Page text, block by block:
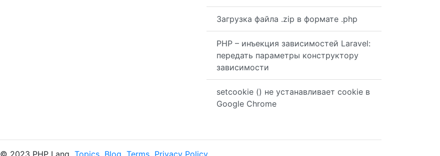
Загрузка файла .zip в формате .php
PHP – инъекция зависимостей Laravel:
передать параметры конструктору
зависимости
setcookie () не устанавливает cookie в
Google Chrome
© 2023 PHP Lang Topics Blog Terms Privacy Policy